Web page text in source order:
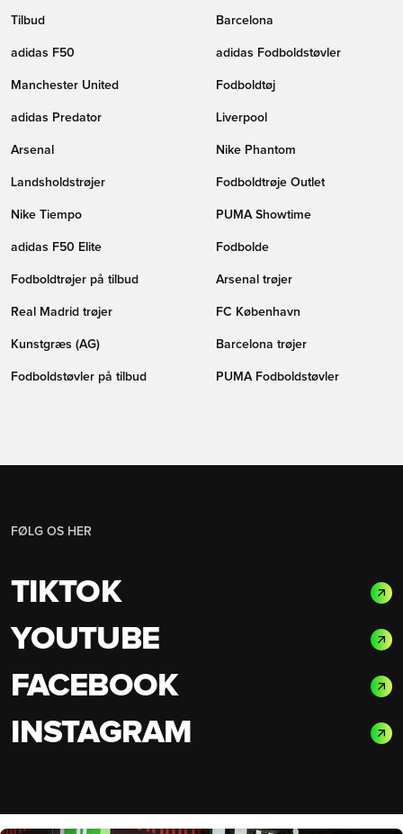
Tilbud Barcelona
adidas F50 adidas Fodboldstøvler
Manchester United Fodboldtøj
adidas Predator Liverpool
Arsenal Nike Phantom
Landsholdstrøjer Fodboldtrøje Outlet
Nike Tiempo PUMA Showtime
adidas F50 Elite Fodbolde
Fodboldtrøjer på tilbud Arsenal trøjer
Real Madrid trøjer FC København
Kunstgræs (AG) Barcelona trøjer
Fodboldstøvler på tilbud PUMA Fodboldstøvler
FØLG OS HER
TIKTOK
YOUTUBE
FACEBOOK
INSTAGRAM